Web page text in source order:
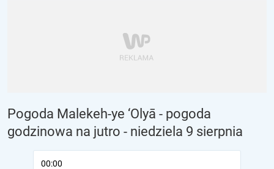
Pogoda Malekeh-ye ‘Olyā - pogoda
godzinowa na jutro - niedziela 9 sierpnia
00:00